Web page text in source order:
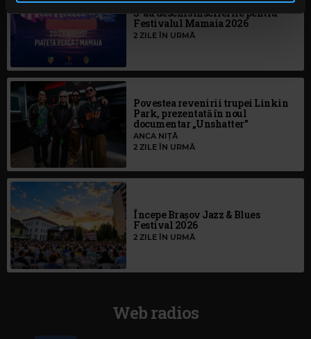
continuați să utilizați website-ul nostru, sunteți de acord
cu utilizarea modulelor noastre cookie.
S-au deschis înscrierile pentru
Festivalul Mamaia 2026
2 ZILE ÎN URMĂ
Povestea revenirii trupei Linkin
Park, prezentată în noul
documentar „Unshatter”
ANCA NIȚĂ
2 ZILE ÎN URMĂ
Începe Brașov Jazz & Blues
Festival 2026
2 ZILE ÎN URMĂ
Web radios